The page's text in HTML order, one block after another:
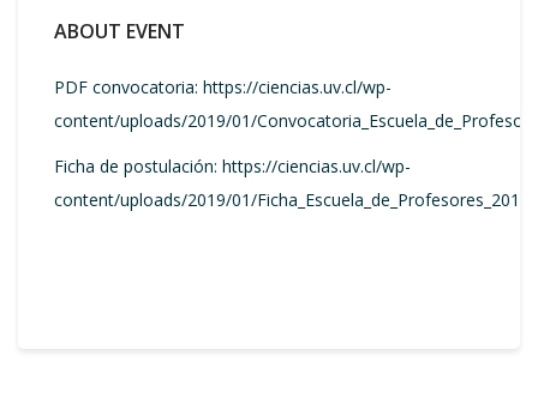
ABOUT EVENT
PDF convocatoria: https://ciencias.uv.cl/wp-
content/uploads/2019/01/
Ficha de postulación: https://ciencias.uv.cl/wp-
content/uploads/2019/01/